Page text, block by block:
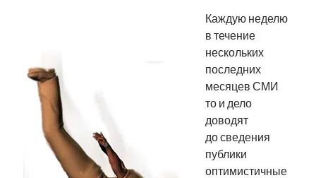
Каждую неделю
в течение
нескольких
последних
месяцев СМИ
то и дело
доводят
до сведения
публики
оптимистичные